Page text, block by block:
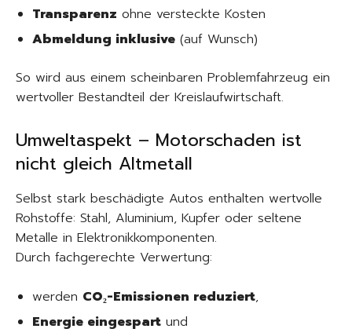
Transparenz ohne versteckte Kosten
Abmeldung inklusive (auf Wunsch)
So wird aus einem scheinbaren Problemfahrzeug ein
wertvoller Bestandteil der Kreislaufwirtschaft.
Umweltaspekt – Motorschaden ist
nicht gleich Altmetall
Selbst stark beschädigte Autos enthalten wertvolle
Rohstoffe: Stahl, Aluminium, Kupfer oder seltene
Metalle in Elektronikkomponenten.
Durch fachgerechte Verwertung:
werden CO₂-Emissionen reduziert,
Energie eingespart und